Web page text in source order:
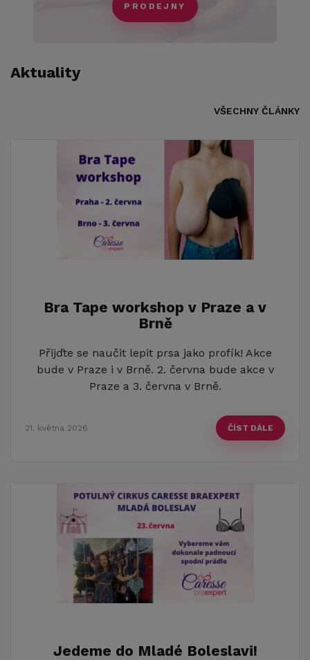
PRODEJNY
Aktuality
VŠECHNY ČLÁNKY
Bra Tape workshop v Praze a v
Brně
Přijďte se naučit lepit prsa jako profík! Akce
bude v Praze i v Brně. 2. června bude akce v
Praze a 3. června v Brně.
21. května 2026 ČÍST DÁLE
Jedeme do Mladé Boleslavi!